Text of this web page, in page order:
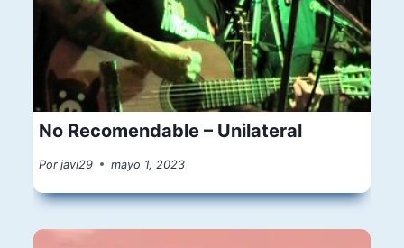
No Recomendable – Unilateral
Por javi29 mayo 1, 2023